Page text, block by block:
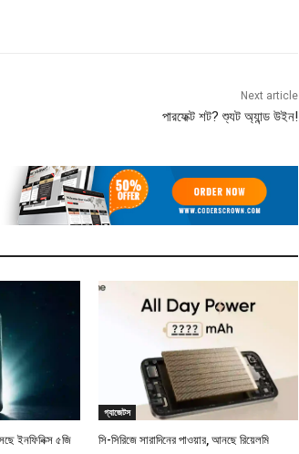
Next article
পারফেক্ট শট? শ্যুট অ্যান্ড উইন!
ইনফিনিক্স ৫জি
গ্যাজেটস
সি-সিরিজে সারাদিনের পাওয়ার, আনছে রিয়েলমি